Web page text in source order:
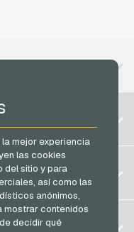
mejor experiencia
las cookies
del sitio y para
así como las
anónimos,
mostrar contenidos
decidir qué